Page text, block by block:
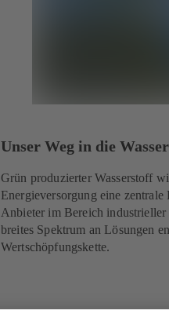
Unser Weg in die
Grün produzierter Wasserstoff
Energieversorgung eine
Anbieter im Bereich industrieller
breites Spektrum an Lösungen
Wertschöpfungskette.